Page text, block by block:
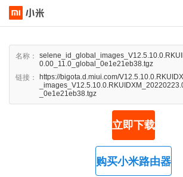
名称：
0.00_11.0_global_0e1e21eb38.tgz
链接：
https://bigota.d.miui.com/
_0e1e21eb38.tgz
立即下载
购买小米路由器